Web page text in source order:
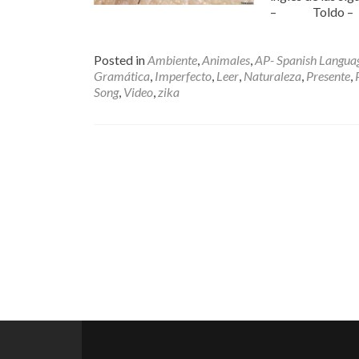
– Toldo
Posted inAmbiente,Animales,AP- Spanish
Gramática, Imperfecto, Leer, Naturaleza, Presente,
Song, Video,zika